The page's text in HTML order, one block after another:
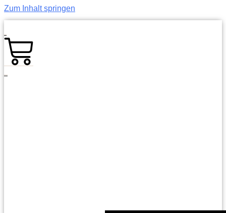
Zum Inhalt springen